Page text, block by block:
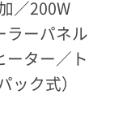
／200W
ラーパネル
ーター／ト
ク式）